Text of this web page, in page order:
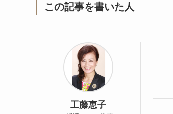
この記事を書いた人
工藤恵子